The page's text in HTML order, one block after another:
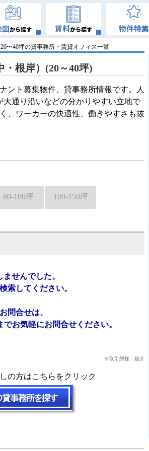
から探す 賃料から探す 物件特集
〜40坪の貸事務所・賃貸オフィス一覧
根岸）(20～40坪)
ント募集物件、貸事務所情報です。人
通り沿いなどの分かりやすい立地で
、ワーカーの快適性、働きやすさも抜
80-100坪 100-150坪
せんでした。
索してください。
問合せは、
でお気軽にお問合せください。
※取引態様：媒介
の方はこちらをクリック